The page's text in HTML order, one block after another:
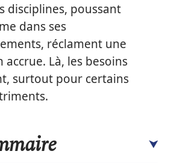
disciplines, poussant
dans ses
réclament une
Là, les besoins
surtout pour certains